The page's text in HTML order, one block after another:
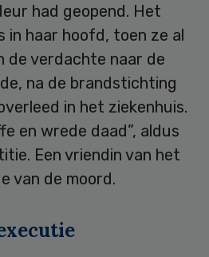
had geopend. Het
in haar hoofd, toen ze al
de verdachte naar de
na de brandstichting
in het ziekenhuis.
en wrede daad”, aldus
Een vriendin van het
van de moord.